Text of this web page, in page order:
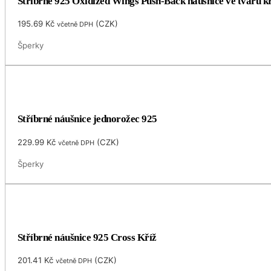
195.69 Kč včetně DPH(CZK)
Šperky
Stříbrné náušnice jednorožec 925
229.99 Kč včetně DPH(CZK)
Šperky
Stříbrné náušnice 925 Cross Kříž
201.41 Kč včetně DPH(CZK)